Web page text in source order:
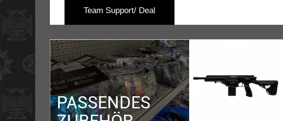
Team Support/ Deal
PASSENDES